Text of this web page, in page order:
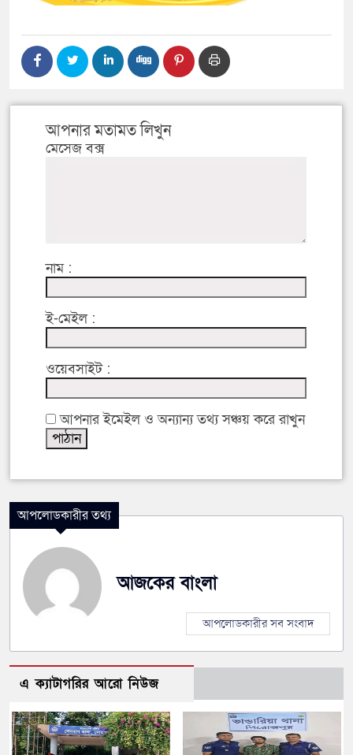
আপনার মতামত লিখুন
মেসেজ বক্স
নাম :
ই-মেইল :
ওয়েবসাইট :
আপনার ইমেইল ও অন্যান্য তথ্য সঞ্চয় করে রাখুন
আপলোডকারীর তথ্য
আজকের বাংলা
আপলোডকারীর সব সংবাদ
এ ক্যাটাগরির আরো নিউজ